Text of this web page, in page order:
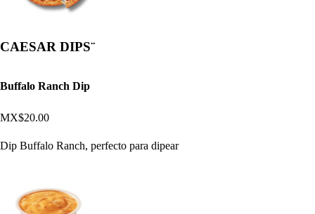
CAESAR DIPS¨
Buffalo Ranch Dip
MX$20.00
Dip Buffalo Ranch, perfecto para dipear